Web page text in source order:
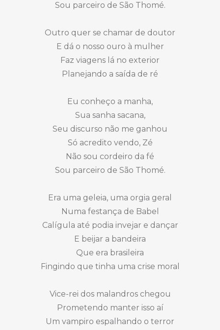
Sou parceiro de São Thomé.
Outro quer se chamar de doutor
E dá o nosso ouro à mulher
Faz viagens lá no exterior
Planejando a saída de ré
Eu conheço a manha,
Sua sanha sacana,
Seu discurso não me ganhou
Só acredito vendo, Zé
Não sou cordeiro da fé
Sou parceiro de São Thomé.
Era uma geleia, uma orgia geral
Numa festança de Babel
Calígula até podia invejar e dançar
E beijar a bandeira
Que era brasileira
Fingindo que tinha uma crise moral
Vice-rei dos malandros chegou
Prometendo manter isso aí
Um vampiro espalhando o terror